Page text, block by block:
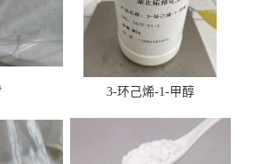
3-环己烯-1-甲醇